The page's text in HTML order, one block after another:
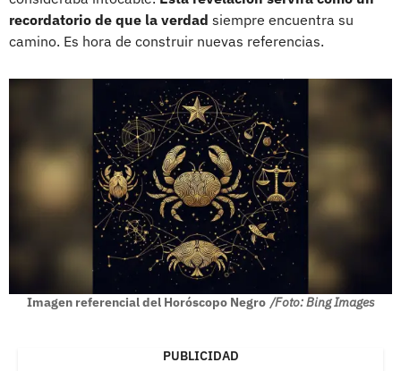
recordatorio de que la verdad siempre encuentra su
camino. Es hora de construir nuevas referencias.
Imagen referencial del Horóscopo Negro /Foto: Bing Images
PUBLICIDAD